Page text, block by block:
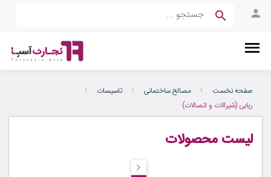
صفحه نخست مصالح ساختمانی
تاسیسات
ریابی (شیرالات و اتصالات)
لیست محصولات